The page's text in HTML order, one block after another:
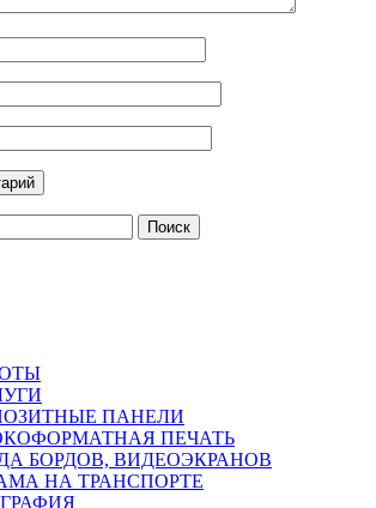
ПАНЕЛИ
ПЕЧАТЬ
БОРДОВ, ВИДЕОЭКРАНОВ
НА ТРАНСПОРТЕ